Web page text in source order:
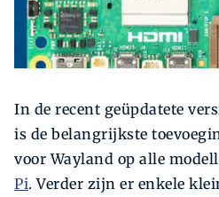
In de recent geüpdatete
is de belangrijkste
voor Wayland op alle
Pi. Verder zijn er enkele